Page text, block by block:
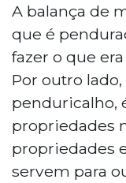
A balança de
que é
fazer o que
Por outro
penduricalho,
propriedades
propriedades
servem para